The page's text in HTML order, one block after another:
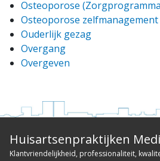
Osteoporose
Osteoporose zelfmanagement
Ouderlijk gezag
Overgang
Overgeven
Huisartsenpraktijken
Klantvriendelijkheid, professionaliteit,